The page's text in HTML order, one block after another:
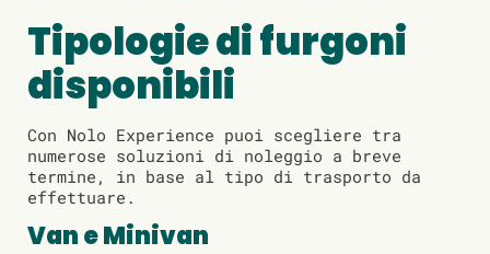
Tipologie di furgoni
disponibili
Con Nolo Experience puoi scegliere tra
numerose soluzioni di noleggio a breve
termine, in base al tipo di trasporto da
effettuare.
Van e Minivan